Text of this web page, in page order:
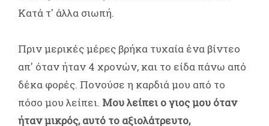
Κατά τ' άλλα σιωπή.
Πριν μερικές μέρες βρήκα τυχαία ένα βίντεο
απ' όταν ήταν 4 χρονών, και το είδα πάνω από
δέκα φορές. Πονούσε η καρδιά μου από το
πόσο μου λείπει. Μου λείπει ο γιος μου όταν
ήταν μικρός, αυτό το αξιολάτρευτο,